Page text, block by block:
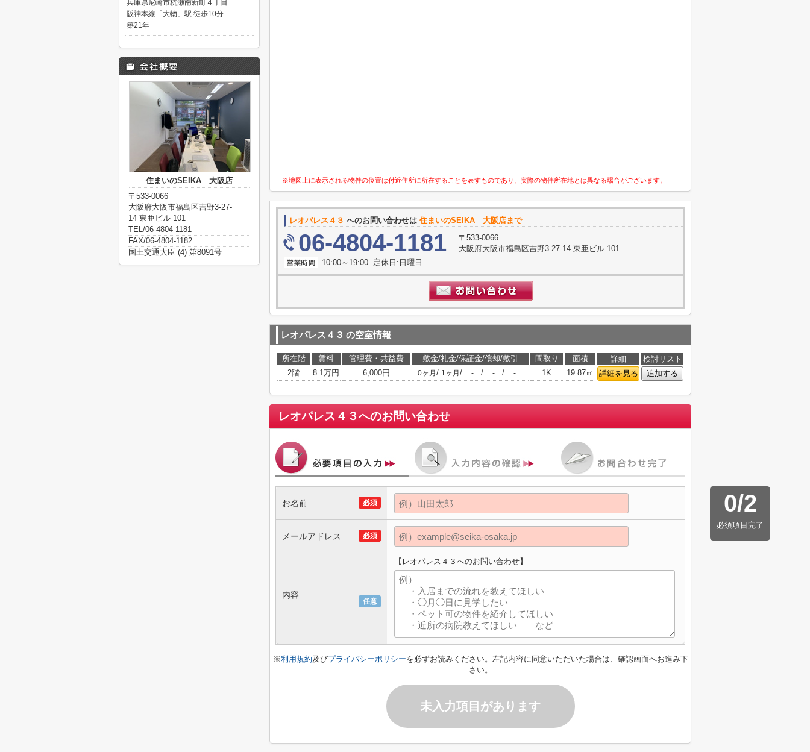
※地図上に表示される物件の位置は付近住所に所在することを表すものであり、実際の物件所在地とは異なる場合がございます。
レオパレス４３ へのお問い合わせは 住まいのSEIKA 大阪店まで
06-4804-1181
〒533-0066
大阪府大阪市福島区吉野3-27-14 東亜ビル 101
10:00～19:00 定休日:日曜日
レオパレス４３ の空室情報
所在階 賃料 管理費・共益費 敷金/礼金/保証金/償却/敷引 間取り 面積 詳細
検討リスト
2階
8.1万円 6,000円 0ヶ月 / 1ヶ月 / - / - / - 1K 19.87㎡ 詳細を見る 追加する
レオパレス４３へのお問い合わせ
0/2
必須項目完了
必須
お名前
必須
メールアドレス
任意
内容
【レオパレス４３へのお問い合わせ】
※利用規約及びプライバシーポリシーを必ずお読みください。左記内容に同意いただいた場合は、確認画面へお進み下
さい。
未入力項目があります
兵庫県尼崎市杭瀬南新町４丁目
阪神本線「大物」駅 徒歩10分
築21年
住まいのSEIKA 大阪店
〒533-0066
大阪府大阪市福島区吉野3-27-
14 東亜ビル 101
TEL/06-4804-1181
FAX/06-4804-1182
国土交通大臣 (4) 第8091号